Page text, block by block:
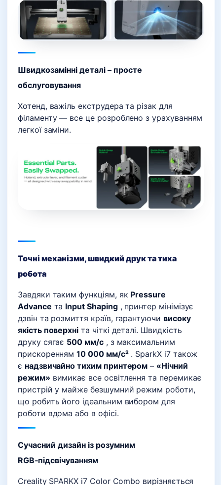
Швидкозамінні деталі – просте
обслуговування
Хотенд, важіль екструдера та різак для
філаменту — все це розроблено з урахуванням
легкої заміни.
Точні механізми, швидкий друк та тиха
робота
Завдяки таким функціям, як Pressure
Advance та Input Shaping, принтер мінімізує
дзвін та розмиття країв, гарантуючи високу
якість поверхні та чіткі деталі. Швидкість
друку сягає 500 мм/с, з максимальним
прискоренням10 000 мм/с². SparkX i7 також
є надзвичайно тихим принтером – «Нічний
режим» вимикає все освітлення та перемикає
пристрій у майже безшумний режим роботи,
що робить його ідеальним вибором для
роботи вдома або в офісі.
Сучасний дизайн із розумним
RGB‑підсвічуванням
Creality SPARKX i7 Color Combo вирізняється